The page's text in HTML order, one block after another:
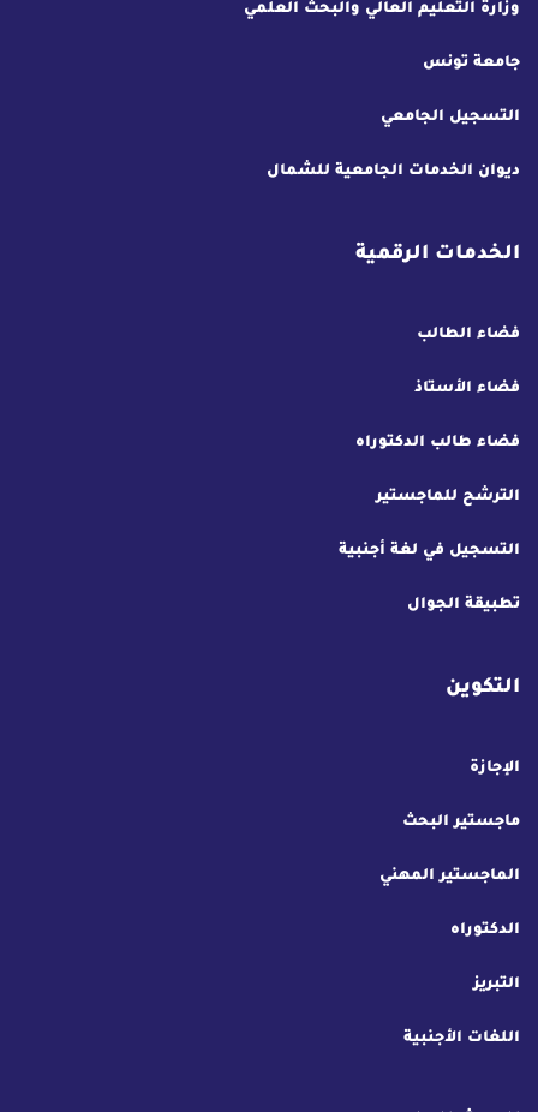
وزارة التعليم العالي والبحث العلمي
جامعة تونس
التسجيل الجامعي
ديوان الخدمات الجامعية للشمال
الخدمات الرقمية
فضاء الطالب
فضاء الأستاذ
فضاء طالب الدكتوراه
الترشح للماجستير
التسجيل في لغة أجنبية
تطبيقة الجوال
التكوين
الإجازة
ماجستير البحث
الماجستير المهني
الدكتوراه
التبريز
اللغات الأجنبية